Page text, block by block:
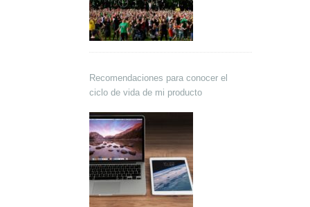
Recomendaciones para conocer el
ciclo de vida de mi producto